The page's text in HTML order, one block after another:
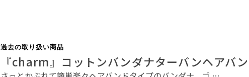
過去の取り扱い商品
『charm』コットンバンダナターバンヘアバ